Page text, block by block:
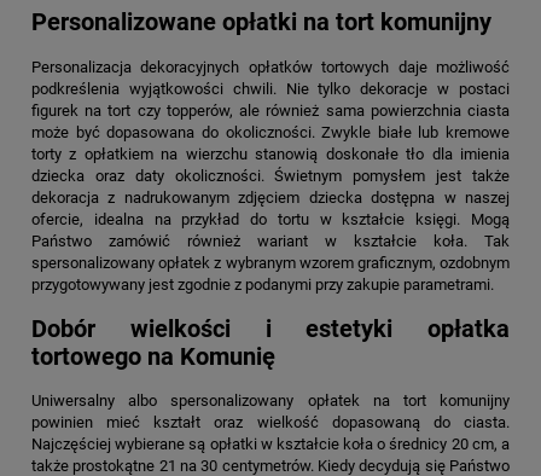
Personalizowane opłatki na tort komunijny
Personalizacja dekoracyjnych opłatków tortowych daje możliwość
podkreślenia wyjątkowości chwili. Nie tylko dekoracje w postaci
figurek na tort czy topperów, ale również sama powierzchnia ciasta
może być dopasowana do okoliczności. Zwykle białe lub kremowe
torty z opłatkiem na wierzchu stanowią doskonałe tło dla imienia
dziecka oraz daty okoliczności. Świetnym pomysłem jest także
dekoracja z nadrukowanym zdjęciem dziecka dostępna w naszej
ofercie, idealna na przykład do tortu w kształcie księgi. Mogą
Państwo zamówić również wariant w kształcie koła. Tak
spersonalizowany opłatek z wybranym wzorem graficznym, ozdobnym
przygotowywany jest zgodnie z podanymi przy zakupie parametrami.
Dobór wielkości i estetyki opłatka
tortowego na Komunię
Uniwersalny albo spersonalizowany opłatek na tort komunijny
powinien mieć kształt oraz wielkość dopasowaną do ciasta.
Najczęściej wybierane są opłatki w kształcie koła o średnicy 20 cm, a
także prostokątne 21 na 30 centymetrów. Kiedy decydują się Państwo